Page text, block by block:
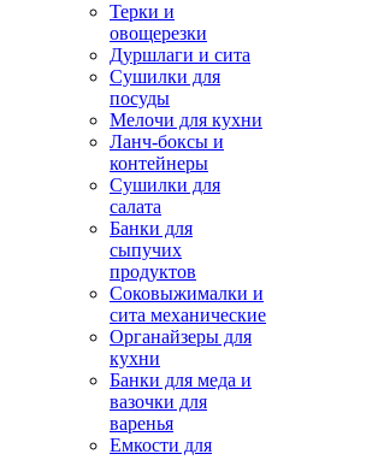
Терки и
овощерезки
Дуршлаги и сита
Сушилки для
посуды
Мелочи для кухни
Ланч-боксы и
контейнеры
Сушилки для
салата
Банки для
сыпучих
продуктов
Соковыжималки и
сита механические
Органайзеры для
кухни
Банки для меда и
вазочки для
варенья
Емкости для